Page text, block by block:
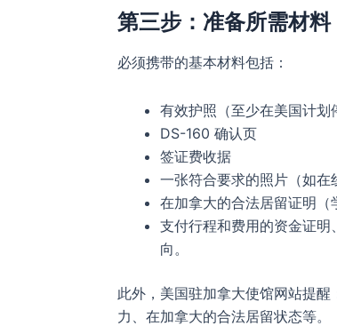
第三步：准备所需材料
必须携带的基本材料包括：
有效护照（至少在美国计划
DS-160 确认页
签证费收据
一张符合要求的照片（如在
在加拿大的合法居留证明（
支付行程和费用的资金证
向。
此外，美国驻加拿大使馆网站提醒
力、在加拿大的合法居留状态等。